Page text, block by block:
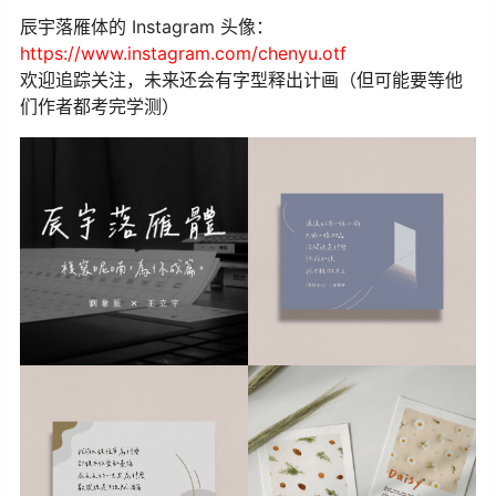
辰宇落雁体的 Instagram 头像：
https://www.instagram.com/chenyu.otf
欢迎追踪关注，未来还会有字型释出计画（但可能要等他
们作者都考完学测）